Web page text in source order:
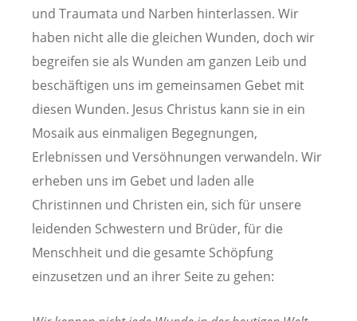
und Traumata und Narben hinterlassen. Wir
haben nicht alle die gleichen Wunden, doch wir
begreifen sie als Wunden am ganzen Leib und
beschäftigen uns im gemeinsamen Gebet mit
diesen Wunden. Jesus Christus kann sie in ein
Mosaik aus einmaligen Begegnungen,
Erlebnissen und Versöhnungen verwandeln. Wir
erheben uns im Gebet und laden alle
Christinnen und Christen ein, sich für unsere
leidenden Schwestern und Brüder, für die
Menschheit und die gesamte Schöpfung
einzusetzen und an ihrer Seite zu gehen: